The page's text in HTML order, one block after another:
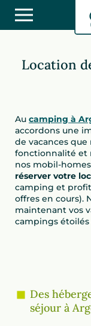
Location
Au camping à
accordons une
de vacances que
fonctionnalité et
nos mobil-
réserver votre
camping et
offres en cours).
maintenant vos
campings étoilés
Des
séjour à